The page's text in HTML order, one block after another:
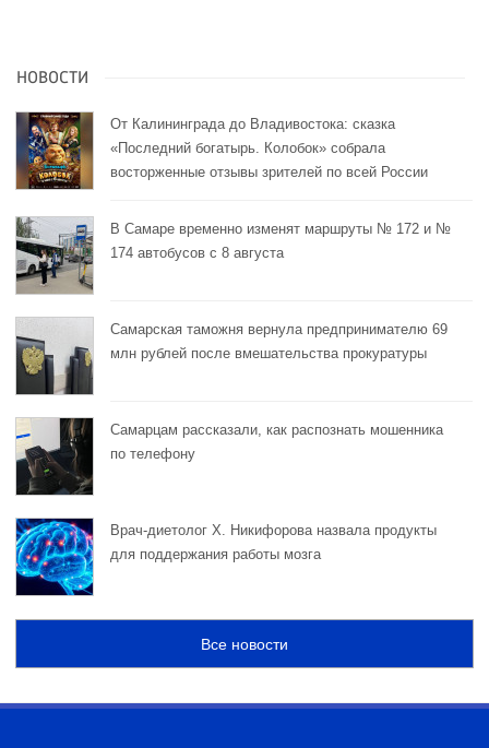
НОВОСТИ
От Калининграда до Владивостока: сказка
«Последний богатырь. Колобок» собрала
восторженные отзывы зрителей по всей России
В Самаре временно изменят маршруты № 172 и №
174 автобусов с 8 августа
Самарская таможня вернула предпринимателю 69
млн рублей после вмешательства прокуратуры
Самарцам рассказали, как распознать мошенника
по телефону
Врач-диетолог Х. Никифорова назвала продукты
для поддержания работы мозга
Все новости